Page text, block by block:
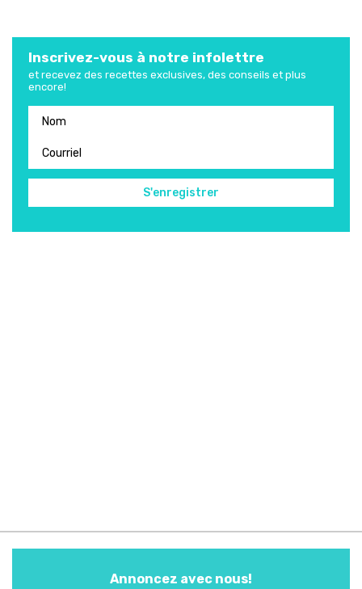
Inscrivez-vous à notre infolettre
et recevez des recettes exclusives, des conseils et plus
encore!
Annoncez avec nous!